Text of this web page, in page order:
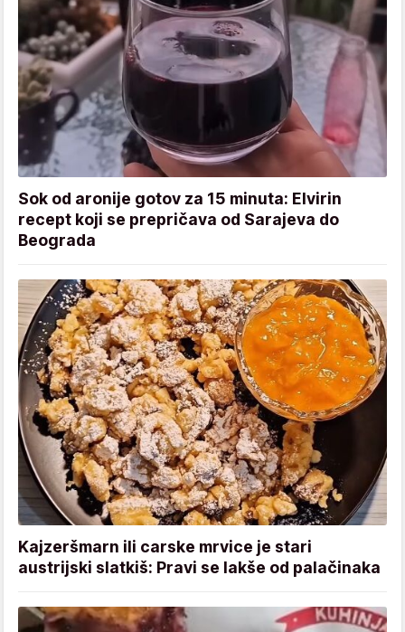
Sok od aronije gotov za 15 minuta: Elvirin
recept koji se prepričava od Sarajeva do
Beograda
Kajzeršmarn ili carske mrvice je stari
austrijski slatkiš: Pravi se lakše od palačinaka